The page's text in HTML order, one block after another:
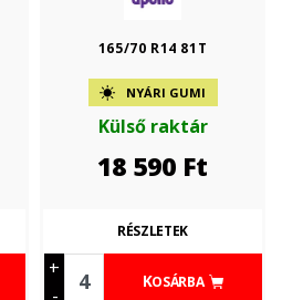
165/70 R14 81T
NYÁRI GUMI
Külső raktár
18 590 Ft
+
-
KOSÁRBA
RÉSZLETEK